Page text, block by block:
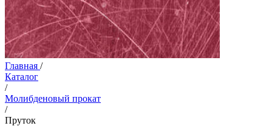
Главная /
Каталог
/
Молибденовый прокат
/
Пруток